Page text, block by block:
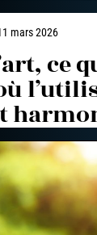
mars 2026
ce